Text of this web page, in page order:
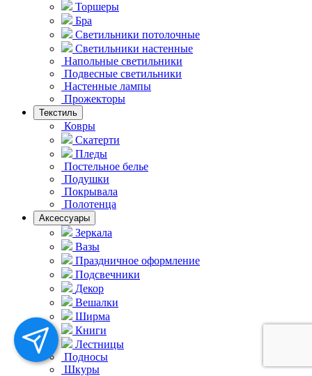
Торшеры
Бра
Светильники потолочные
Светильники настенные
Напольные светильники
Подвесные светильники
Hастенные лампы
Прожекторы
Текстиль
Ковры
Скатерти
Пледы
Постельное белье
Подушки
Покрывала
Полотенца
Аксессуары
Зеркала
Вазы
Праздничное оформление
Подсвечники
Декор
Вешалки
Ширма
Книги
Лестницы
Подносы
Шкуры